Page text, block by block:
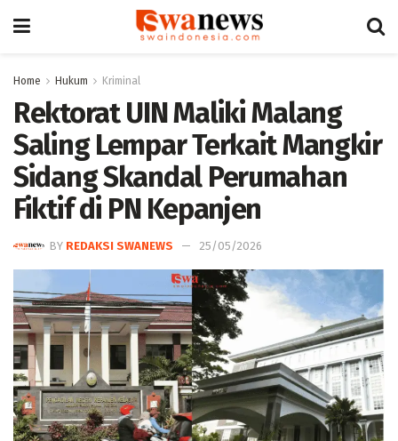
Home Hukum Kriminal
Rektorat UIN Maliki Malang
Saling Lempar Terkait Mangkir
Sidang Skandal Perumahan
Fiktif di PN Kepanjen
BY REDAKSI SWANEWS 25/05/2026